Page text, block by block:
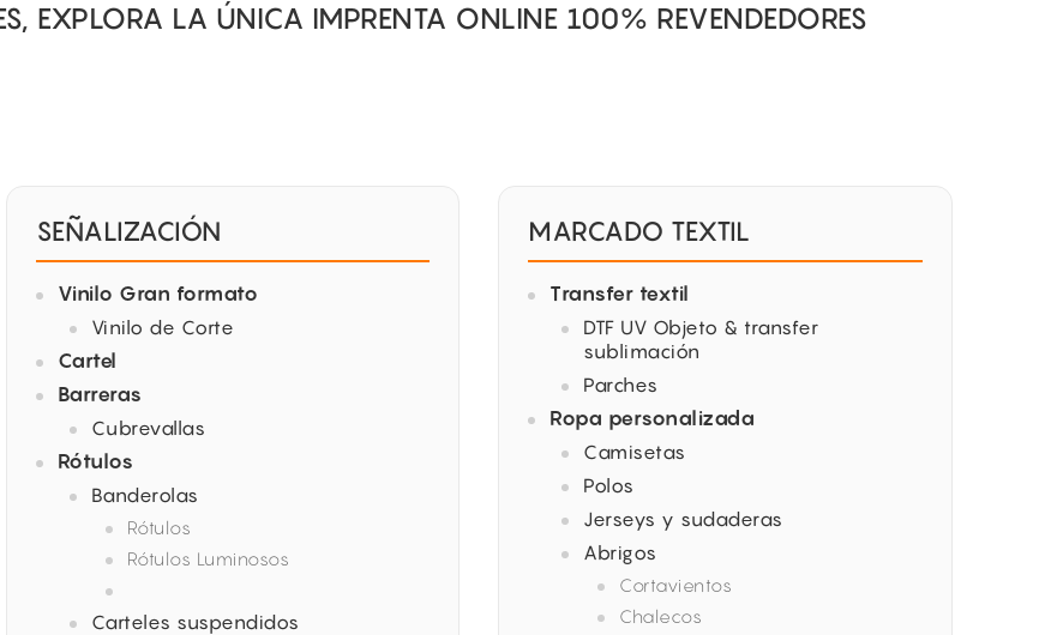
EXPLORA LA ÚNICA IMPRENTA ONLINE 100% REVENDEDORES
SEÑALIZACIÓN
Vinilo Gran formato
Vinilo de Corte
Cartel
Barreras
Cubrevallas
Rótulos
Banderolas
Rótulos
Rótulos Luminosos
Carteles suspendidos
MARCADO TEXTIL
Transfer textil
DTF UV Objeto & transfer
sublimación
Parches
Ropa personalizada
Camisetas
Polos
Jerseys y sudaderas
Abrigos
Cortavientos
Chalecos